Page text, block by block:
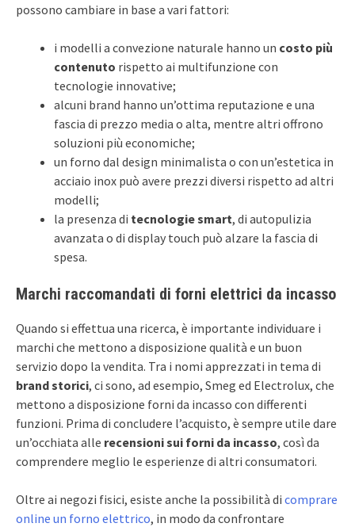
possono cambiare in base a vari fattori:
i modelli a convezione naturale hanno un costo più
contenuto rispetto ai multifunzione con
tecnologie innovative;
alcuni brand hanno un’ottima reputazione e una
fascia di prezzo media o alta, mentre altri offrono
soluzioni più economiche;
un forno dal design minimalista o con un’estetica in
acciaio inox può avere prezzi diversi rispetto ad altri
modelli;
la presenza di tecnologie smart, di autopulizia
avanzata o di display touch può alzare la fascia di
spesa.
Marchi raccomandati di forni elettrici da incasso
Quando si effettua una ricerca, è importante individuare i
marchi che mettono a disposizione qualità e un buon
servizio dopo la vendita. Tra i nomi apprezzati in tema di
brand storici, ci sono, ad esempio, Smeg ed Electrolux, che
mettono a disposizione forni da incasso con differenti
funzioni. Prima di concludere l’acquisto, è sempre utile dare
un’occhiata alle recensioni sui forni da incasso, così da
comprendere meglio le esperienze di altri consumatori.
Oltre ai negozi fisici, esiste anche la possibilità di comprare
online un forno elettrico, in modo da confrontare